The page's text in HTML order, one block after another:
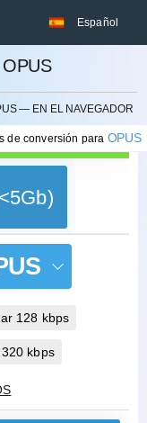
Español
— EN EL NAVEGADOR
de conversión para OPUS
128 kbps
kbps